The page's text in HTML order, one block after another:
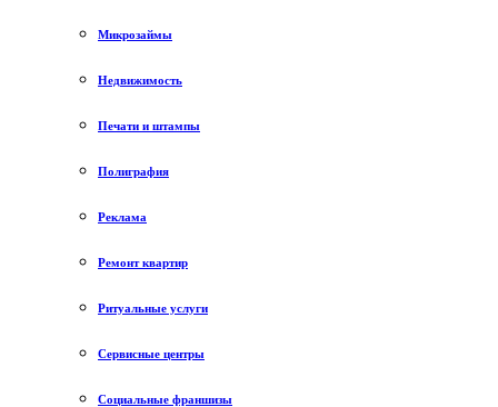
Микрозаймы
Недвижимость
Печати и штампы
Полиграфия
Реклама
Ремонт квартир
Ритуальные услуги
Сервисные центры
Социальные франшизы